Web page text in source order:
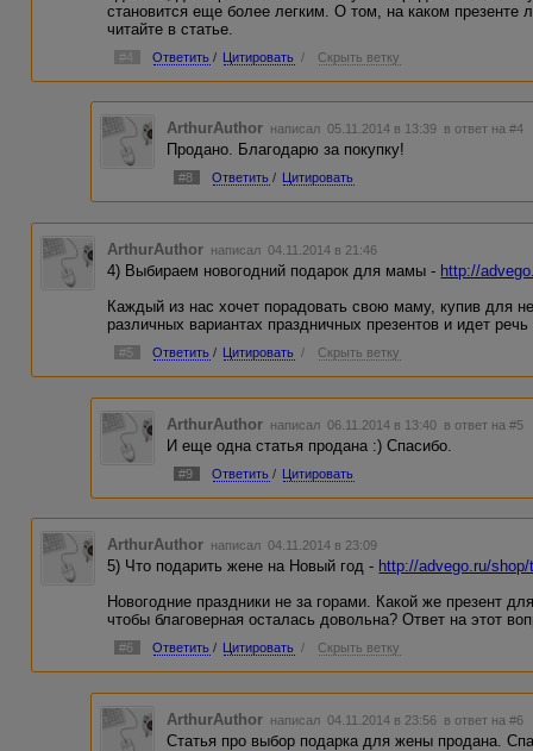
становится еще более легким. О том, на каком презенте
читайте в статье.
#4 Ответить / Цитировать / Скрыть ветку
ArthurAuthor написал 05.11.2014 в 13:39 в ответ на #4
Продано. Благодарю за покупку!
#8 Ответить / Цитировать
ArthurAuthor написал 04.11.2014 в 21:46
4) Выбираем новогодний подарок для мамы - http://
Каждый из нас хочет порадовать свою маму, купив для
различных вариантах праздничных презентов и идет речь
#5 Ответить / Цитировать / Скрыть ветку
ArthurAuthor написал 06.11.2014 в 13:40 в ответ на #5
И еще одна статья продана :) Спасибо.
#9 Ответить / Цитировать
ArthurAuthor написал 04.11.2014 в 23:09
5) Что подарить жене на Новый год - http://advego.ru/
Новогодние праздники не за горами. Какой же презент
чтобы благоверная осталась довольна? Ответ на этот
#6 Ответить / Цитировать / Скрыть ветку
ArthurAuthor написал 04.11.2014 в 23:56 в ответ на #6
Статья про выбор подарка для жены продана.